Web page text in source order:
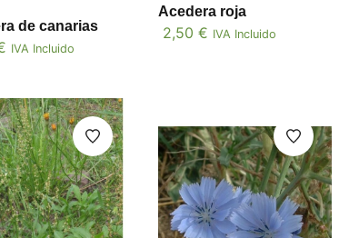
de canarias
IVA Incluido
Acedera roja
2,50 € IVA Incluido